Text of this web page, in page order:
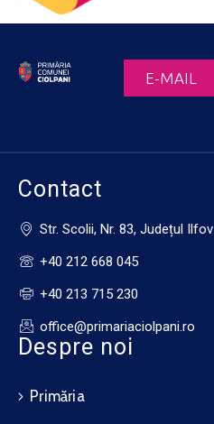
E-MAIL
Contact
Str. Scolii, Nr. 83, Județul Ilfov
+40 212 668 045
+40 213 715 230
office@primariaciolpani.ro
Despre noi
Primăria